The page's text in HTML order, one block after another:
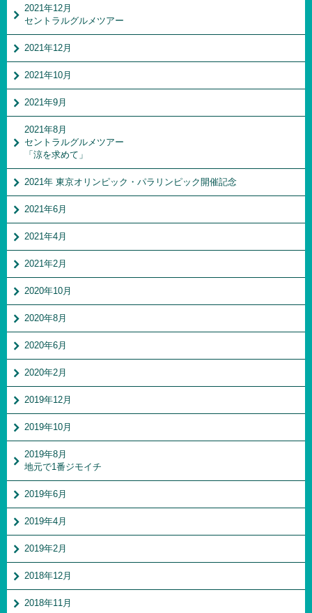
2021年12月
セントラルグルメツアー
2021年12月
2021年10月
2021年9月
2021年8月
セントラルグルメツアー
「涼を求めて」
2021年 東京オリンピック・パラリンピック開催記念
2021年6月
2021年4月
2021年2月
2020年10月
2020年8月
2020年6月
2020年2月
2019年12月
2019年10月
2019年8月
地元で1番ジモイチ
2019年6月
2019年4月
2019年2月
2018年12月
2018年11月